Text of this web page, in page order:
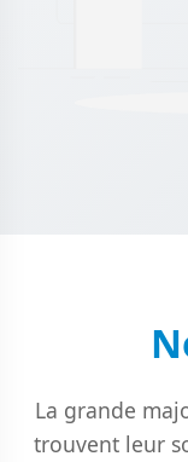
La grande
trouvent leur